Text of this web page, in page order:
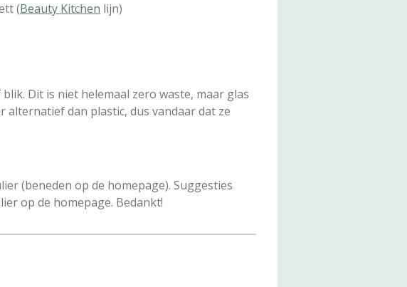
(Beauty Kitchen lijn)
Dit is niet helemaal zero waste, maar glas
alternatief dan plastic, dus vandaar dat ze
(beneden op de homepage). Suggesties
op de homepage. Bedankt!